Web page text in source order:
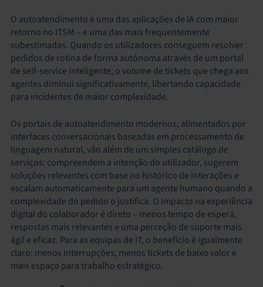
O autoatendimento é uma das aplicações de IA com maior
retorno no ITSM – e uma das mais frequentemente
subestimadas. Quando os utilizadores conseguem resolver
pedidos de rotina de forma autónoma através de um portal
de self-service inteligente, o volume de tickets que chega aos
agentes diminui significativamente, libertando capacidade
para incidentes de maior complexidade.
Os portais de autoatendimento modernos, alimentados por
interfaces conversacionais baseadas em processamento de
linguagem natural, vão além de um simples catálogo de
serviços: compreendem a intenção do utilizador, sugerem
soluções relevantes com base no histórico de interações e
escalam automaticamente para um agente humano quando a
complexidade do pedido o justifica. O impacto na experiência
digital do colaborador é direto – menos tempo de espera,
respostas mais relevantes e uma perceção de suporte mais
ágil e eficaz. Para as equipas de IT, o benefício é igualmente
claro: menos interrupções, menos tickets de baixo valor e
mais espaço para trabalho estratégico.